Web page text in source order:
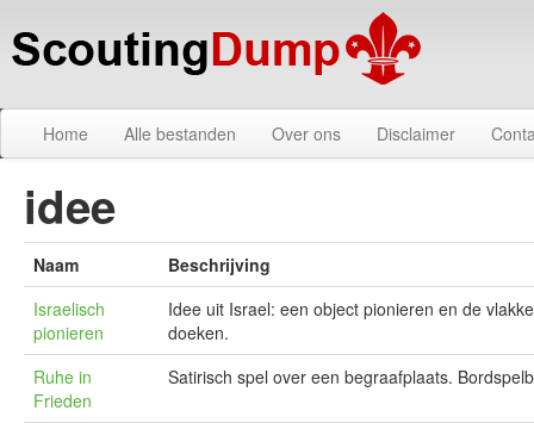
Home Alle bestanden Over ons Disclaimer
idee
Naam
Beschrijving
Israelisch
pionieren
Idee uit Israel: een object pionieren en de
doeken.
Ruhe in
Frieden
Satirisch spel over een begraafplaats.